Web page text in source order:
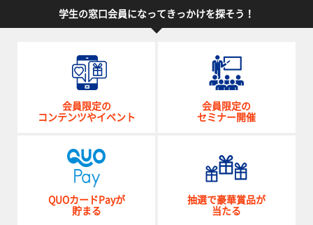
学生の窓口会員になってきっかけを探そう！
会員限定の
コンテンツやイベント
会員限定の
セミナー開催
QUOカードPayが
貯まる
抽選で豪華賞品が
当たる